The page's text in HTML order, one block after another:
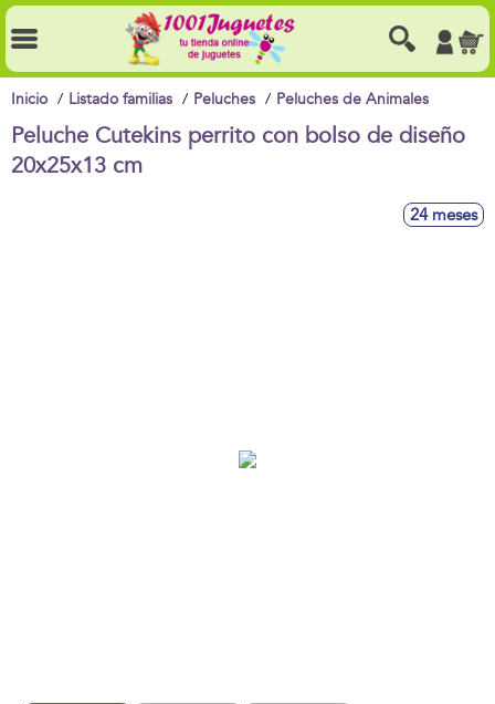
Inicio Listado familias Peluches Peluches de Animales
Peluche Cutekins perrito con bolso de diseño
20x25x13 cm
24 meses